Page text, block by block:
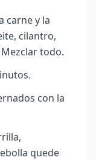
carne y la
cilantro,
todo.
con la
quede